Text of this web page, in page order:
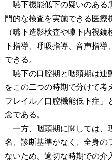
嚥下機能低下の疑いのある
門的な検査を実施できる医療
（嚥下造影検査や嚥下内視
下指導、呼吸指導、音声指導
できる。
嚥下の口腔期と咽頭期は連
をこの二つの時期で分けて考
フレイル／口腔機能低下症」
念である。
一方、咽頭期に関しては、
名、診断基準がなく、全身の
ないため、適切な時期での介